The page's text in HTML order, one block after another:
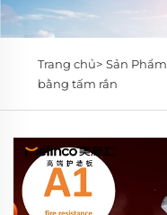
Trang chủ> Sản Phẩm
bằng tấm rắn